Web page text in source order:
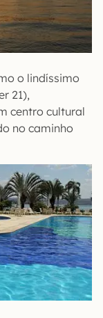
o lindíssimo
21),
centro cultural
no caminho